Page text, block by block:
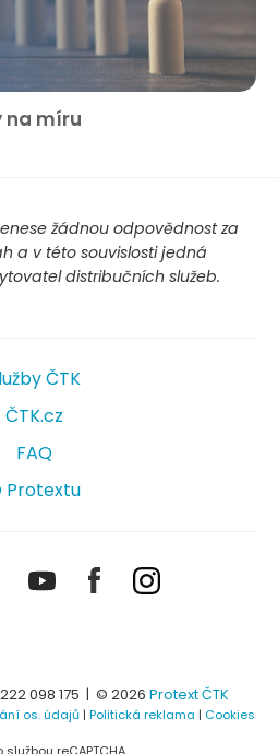
na míru
žádnou odpovědnost za
a v této souvislosti jedná
distribučních služeb.
ČTK
ČTK.cz
FAQ
Protextu
TwitterYoutubeFacebookInstagram
098 175 | © 2026 Protext ČTK
os. údajů| Politická reklama | Cookies